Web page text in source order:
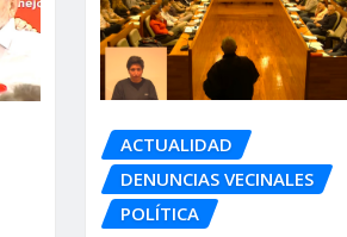
ACTUALIDAD
DENUNCIAS VECINALES
POLÍTICA